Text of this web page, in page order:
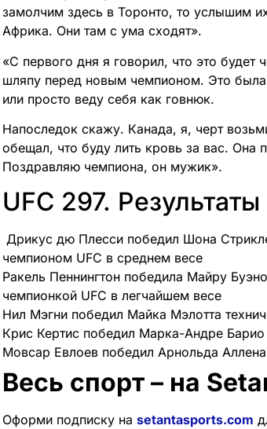
замолчим здесь в Торонто, то услышим
Африка. Они там с ума сходят».
«С первого дня я говорил, что это
шляпу перед новым чемпионом. Это
или просто веду себя как говнюк.
Напоследок скажу. Канада, я, черт
обещал, что буду лить кровь за вас. Она
Поздравляю чемпиона, он мужик».
UFC 297.
Дрикус дю Плесси победил Шона
чемпионом UFC в среднем весе
Ракель Пеннингтон победила Майру
чемпионкой UFC в легчайшем весе
Нил Мэгни победил Майка Мэлотта
Крис Кертис победил Марка-Андре
Мовсар Евлоев победил Арнольда
Весь спорт – на
Оформи подписку наsetantasports.com